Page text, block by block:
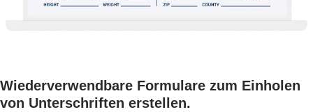
Wiederverwendbare Formulare zum Einholen
von Unterschriften erstellen.